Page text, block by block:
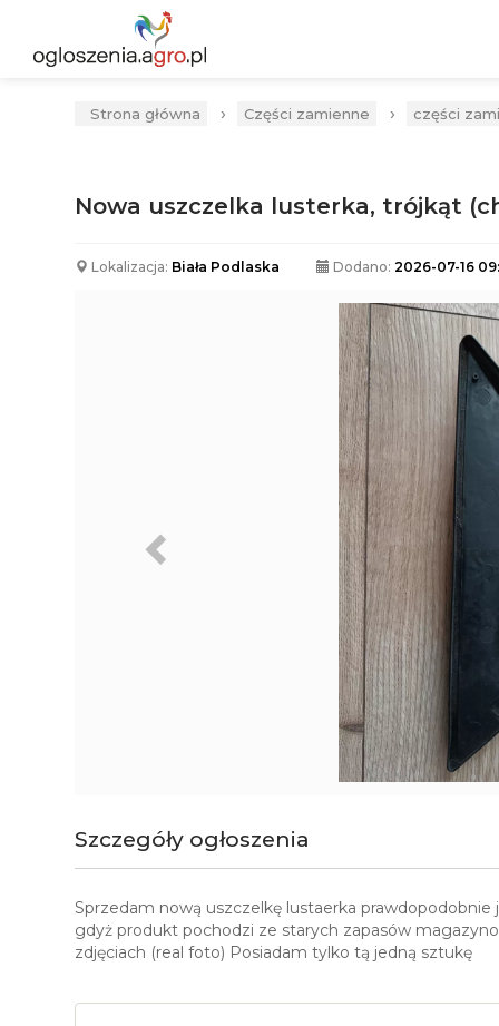
Strona główna › Części zamienne › części
Nowa uszczelka lusterka, trójkąt
Lokalizacja: Biała Podlaska Dodano: 2026-07-16
Szczegóły ogłoszenia
Sprzedam nową uszczelkę lustaerka
gdyż produkt pochodzi ze starych zapasów
zdjęciach (real foto) Posiadam tylko tą jedną sztukę